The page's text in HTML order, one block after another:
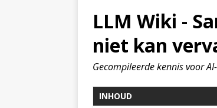
LLM Wiki -
niet kan
Gecompileerde kennis voor
INHOUD